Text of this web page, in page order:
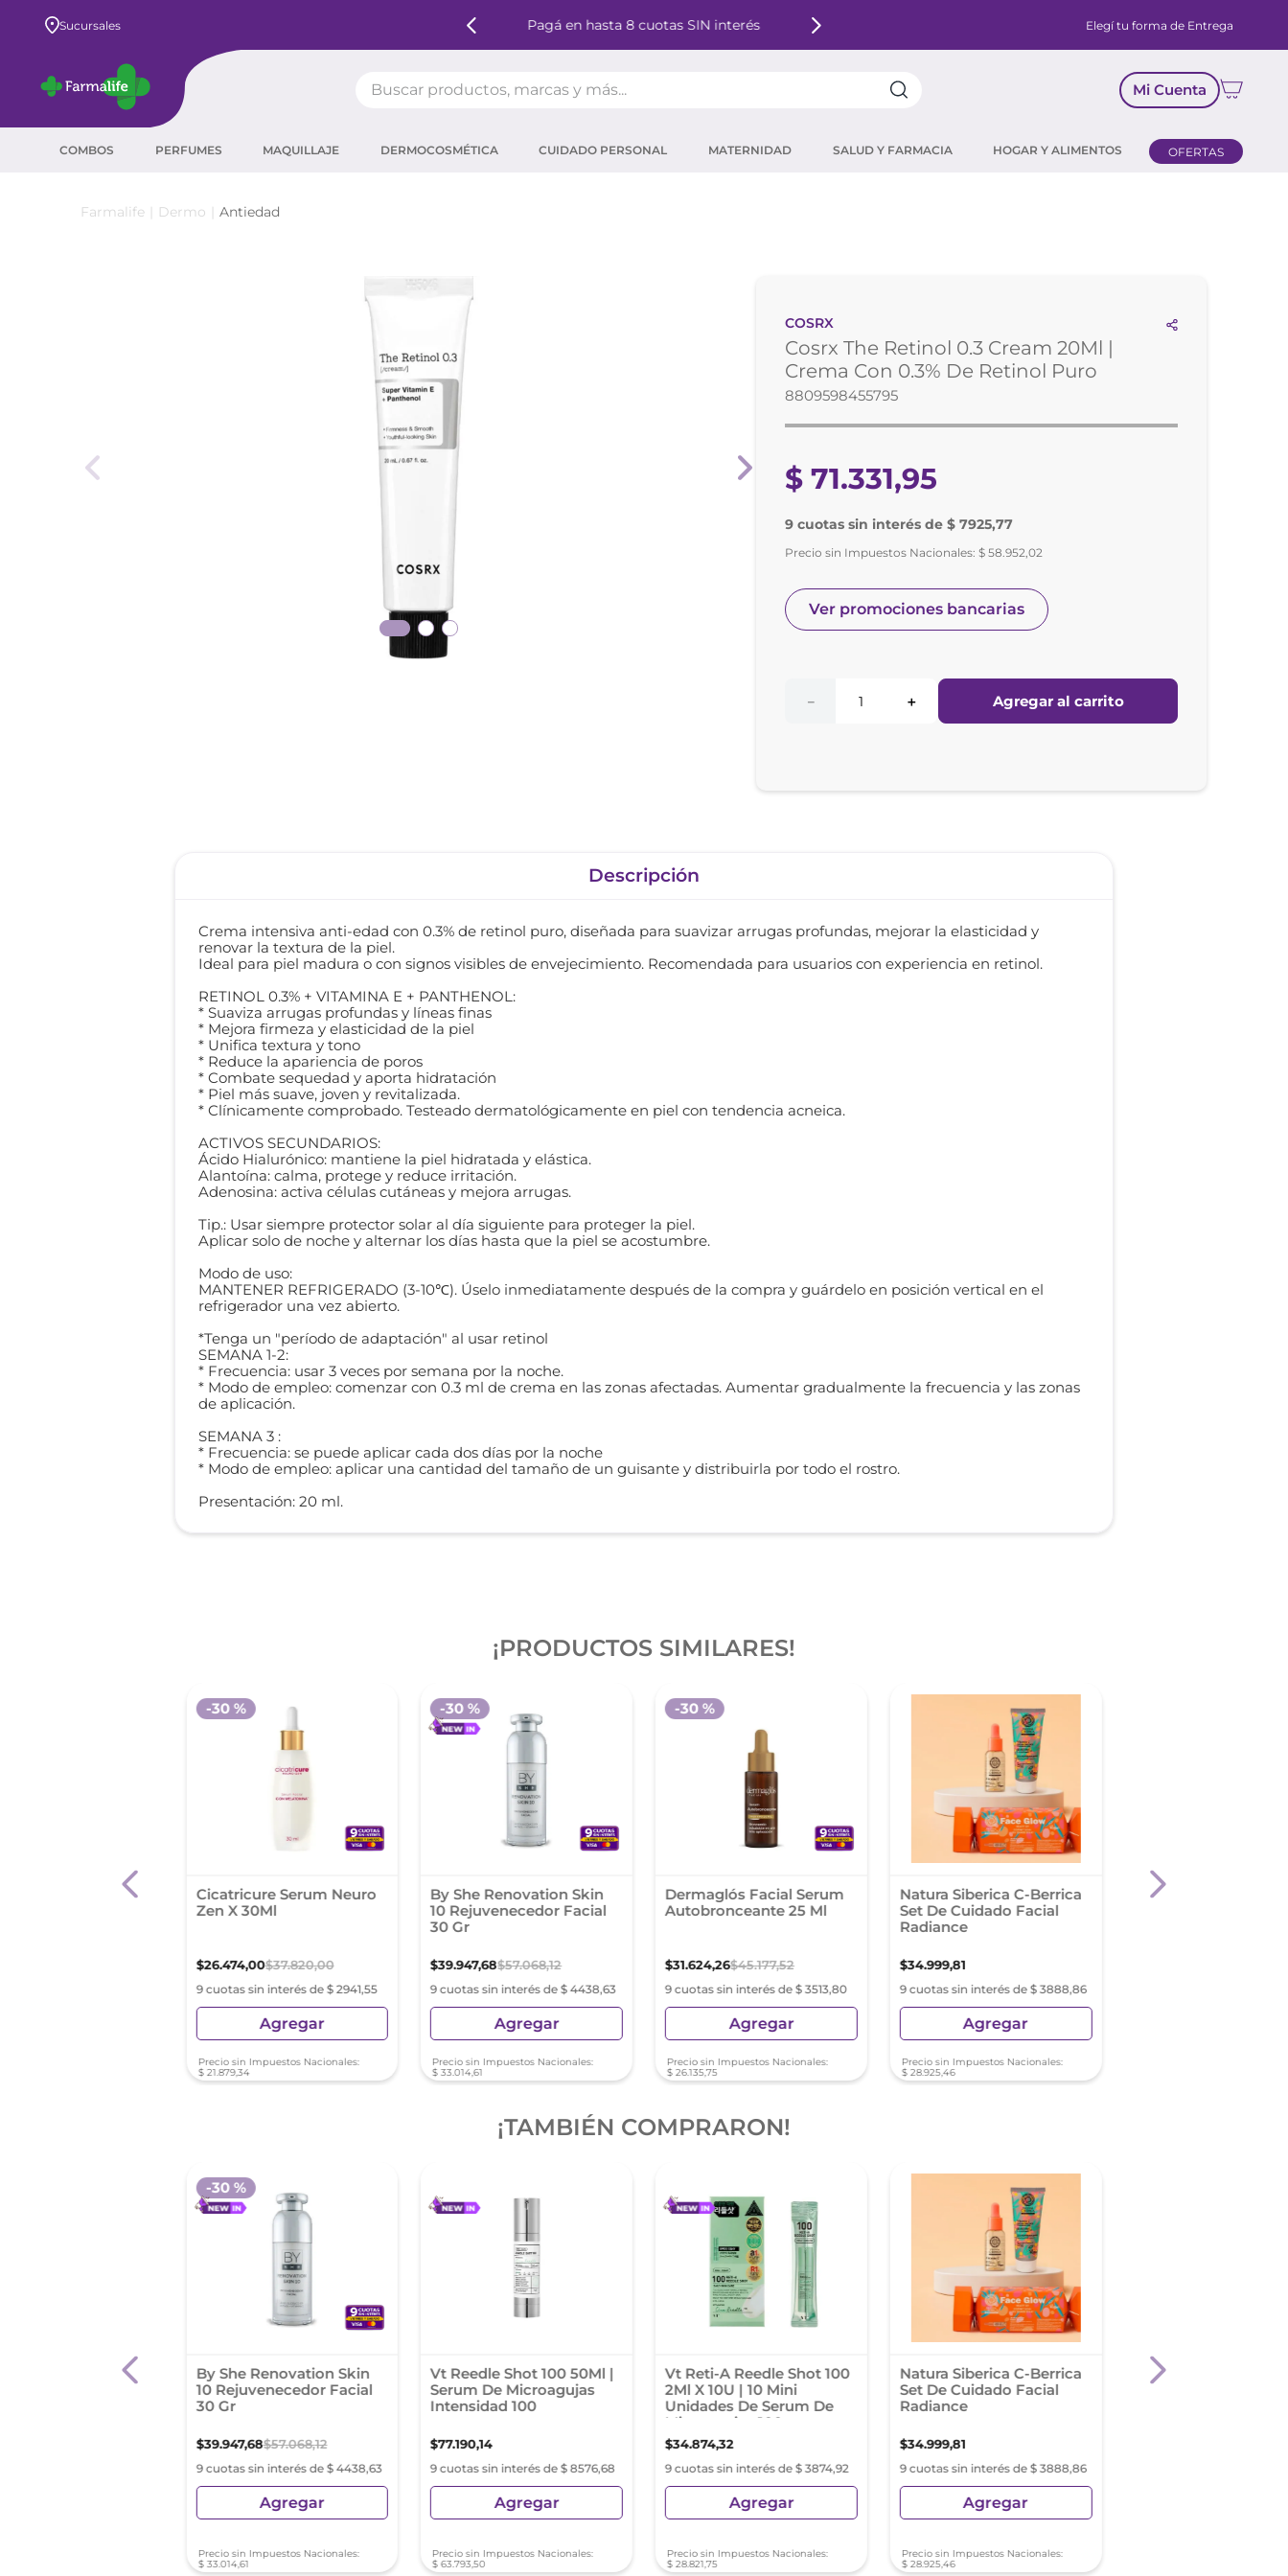
Sucursales Pagá en hasta 8 cuotas SIN interés Elegí tu forma de Entrega
Mi Cuenta
COMBOS PERFUMES MAQUILLAJE DERMOCOSMÉTICA CUIDADO PERSONAL MATERNIDAD SALUD Y FARMACIA HOGAR Y ALIMENTOS OFERTAS
Dermo Antiedad
COSRX
Cosrx The Retinol 0.3 Cream 20Ml |
Crema Con 0.3% De Retinol Puro
8809598455795
$ 71.331,95
9 cuotas sin interés de $ 7925,77
Precio sin Impuestos Nacionales:$ 58.952,02
Ver promociones bancarias
＋
－ Agregar al carrito
Descripción
Crema intensiva anti-edad con 0.3% de retinol puro, diseñada para suavizar arrugas profundas, mejorar la elasticidad y
renovar la textura de la piel.
Ideal para piel madura o con signos visibles de envejecimiento. Recomendada para usuarios con experiencia en retinol.
RETINOL 0.3% + VITAMINA E + PANTHENOL:
* Suaviza arrugas profundas y líneas finas
* Mejora firmeza y elasticidad de la piel
* Unifica textura y tono
* Reduce la apariencia de poros
* Combate sequedad y aporta hidratación
* Piel más suave, joven y revitalizada.
* Clínicamente comprobado. Testeado dermatológicamente en piel con tendencia acneica.
ACTIVOS SECUNDARIOS:
Ácido Hialurónico: mantiene la piel hidratada y elástica.
Alantoína: calma, protege y reduce irritación.
Adenosina: activa células cutáneas y mejora arrugas.
Tip.: Usar siempre protector solar al día siguiente para proteger la piel.
Aplicar solo de noche y alternar los días hasta que la piel se acostumbre.
Modo de uso:
MANTENER REFRIGERADO (3-10℃). Úselo inmediatamente después de la compra y guárdelo en posición vertical en el
refrigerador una vez abierto.
*Tenga un "período de adaptación" al usar retinol
SEMANA 1-2:
* Frecuencia: usar 3 veces por semana por la noche.
* Modo de empleo: comenzar con 0.3 ml de crema en las zonas afectadas. Aumentar gradualmente la frecuencia y las zonas
de aplicación.
SEMANA 3 :
* Frecuencia: se puede aplicar cada dos días por la noche
* Modo de empleo: aplicar una cantidad del tamaño de un guisante y distribuirla por todo el rostro.
Presentación: 20 ml.
¡PRODUCTOS SIMILARES!
Hyaluron-Filler +
Cicatricure Serum Neuro
Zen X 30Ml
$26.474,00$37.820,00
9 cuotas sin interés de $ 2941,55
-30 %
Agregar
Precio sin Impuestos Nacionales:
$ 21.879,34
By She Renovation Skin
10 Rejuvenecedor Facial
30 Gr
$39.947,68$57.068,12
9 cuotas sin interés de $ 4438,63
-30 %
Agregar
Precio sin Impuestos Nacionales:
$ 33.014,61
Dermaglós Facial Serum
Autobronceante 25 Ml
$31.624,26$45.177,52
9 cuotas sin interés de $ 3513,80
-30 %
Agregar
Precio sin Impuestos Nacionales:
$ 26.135,75
Natura Siberica C-Berrica
Set De Cuidado Facial
Radiance
$34.999,81
9 cuotas sin interés de $ 3888,86
Agregar
Precio sin Impuestos Nacionales:
$ 28.925,46
Eximia Serum
¡TAMBIÉN COMPRARON!
By She Renovation Skin
10 Rejuvenecedor Facial
30 Gr
$39.947,68$57.068,12
9 cuotas sin interés de $ 4438,63
-30 %
Agregar
Precio sin Impuestos Nacionales:
$ 33.014,61
Vt Reedle Shot 100 50Ml |
Serum De Microagujas
Intensidad 100
$77.190,14
9 cuotas sin interés de $ 8576,68
Agregar
Precio sin Impuestos Nacionales:
$ 63.793,50
Vt Reti-A Reedle Shot 100
2Ml X 10U | 10 Mini
Unidades De Serum De
Microagujas 100
$34.874,32
9 cuotas sin interés de $ 3874,92
Agregar
Precio sin Impuestos Nacionales:
$ 28.821,75
Natura Siberica C-Berrica
Set De Cuidado Facial
Radiance
$34.999,81
9 cuotas sin interés de $ 3888,86
Agregar
Precio sin Impuestos Nacionales:
$ 28.925,46
Eximia Hyalu
X 30Gr
corrector
mascara pestañas
retinol
tintura